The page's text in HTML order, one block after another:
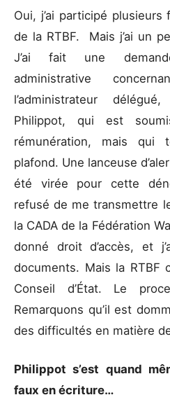
Oui, j’ai participé
de la RTBF. Mais j’ai un
J’ai fait une
administrative
l’administrateur
Philippot, qui est
rémunération, mais qui
plafond. Une lanceuse
été virée pour cette
refusé de me transmettre
la CADA de la Fédération
donné droit d’accès, et
documents. Mais la RTBF
Conseil d’État. Le
Remarquons qu’il est
des difficultés en matière
Philippot s’est quand
faux en écriture…